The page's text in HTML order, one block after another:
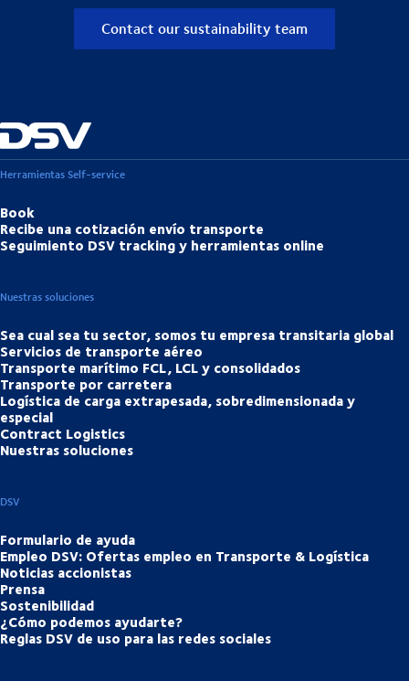
Contact our sustainability team
Herramientas Self-service
Book
Recibe una cotización envío transporte
Seguimiento DSV tracking y herramientas online
Nuestras soluciones
Sea cual sea tu sector, somos tu empresa transitaria global
Servicios de transporte aéreo
Transporte marítimo FCL, LCL y consolidados
Transporte por carretera
Logística de carga extrapesada, sobredimensionada y
especial
Contract Logistics
Nuestras soluciones
DSV
Formulario de ayuda
Empleo DSV: Ofertas empleo en Transporte & Logística
Noticias accionistas
Prensa
Sostenibilidad
¿Cómo podemos ayudarte?
Reglas DSV de uso para las redes sociales